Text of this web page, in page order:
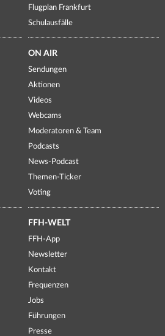
Flugplan Frankfurt
Schulausfälle
ON AIR
Sendungen
Aktionen
Videos
Webcams
Moderatoren & Team
Podcasts
News-Podcast
Themen-Ticker
Voting
FFH-WELT
FFH-App
Newsletter
Kontakt
Frequenzen
Jobs
Führungen
Presse